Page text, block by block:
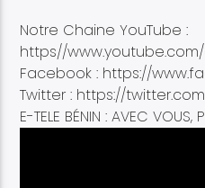
Notre Chaine YouTube :
https//www.youtube.com/c/
Facebook : https://
Twitter : https://
E-TELE BÉNIN : AVEC VOUS,